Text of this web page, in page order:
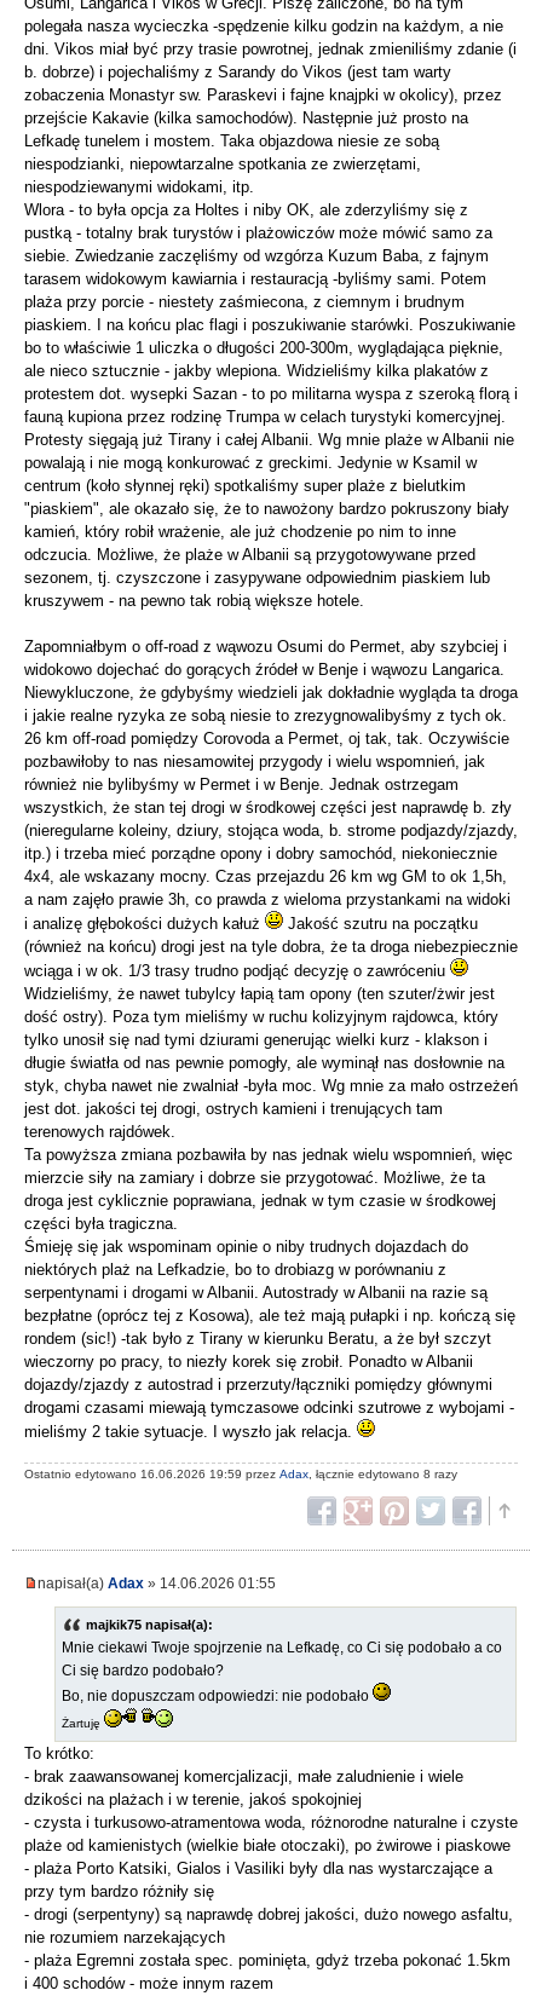
polegała nasza wycieczka -spędzenie kilku godzin na każdym, a nie
dni. Vikos miał być przy trasie powrotnej, jednak zmieniliśmy zdanie (i
b. dobrze) i pojechaliśmy z Sarandy do Vikos (jest tam warty
zobaczenia Monastyr sw. Paraskevi i fajne knajpki w okolicy), przez
przejście Kakavie (kilka samochodów). Następnie już prosto na
Lefkadę tunelem i mostem. Taka objazdowa niesie ze sobą
niespodzianki, niepowtarzalne spotkania ze zwierzętami,
niespodziewanymi widokami, itp.
Wlora - to była opcja za Holtes i niby OK, ale zderzyliśmy się z
pustką - totalny brak turystów i plażowiczów może mówić samo za
siebie. Zwiedzanie zaczęliśmy od wzgórza Kuzum Baba, z fajnym
tarasem widokowym kawiarnia i restauracją -byliśmy sami. Potem
plaża przy porcie - niestety zaśmiecona, z ciemnym i brudnym
piaskiem. I na końcu plac flagi i poszukiwanie starówki. Poszukiwanie
bo to właściwie 1 uliczka o długości 200-300m, wyglądająca pięknie,
ale nieco sztucznie - jakby wlepiona. Widzieliśmy kilka plakatów z
protestem dot. wysepki Sazan - to po militarna wyspa z szeroką florą i
fauną kupiona przez rodzinę Trumpa w celach turystyki komercyjnej.
Protesty sięgają już Tirany i całej Albanii. Wg mnie plaże w Albanii nie
powalają i nie mogą konkurować z greckimi. Jedynie w Ksamil w
centrum (koło słynnej ręki) spotkaliśmy super plaże z bielutkim
"piaskiem", ale okazało się, że to nawożony bardzo pokruszony biały
kamień, który robił wrażenie, ale już chodzenie po nim to inne
odczucia. Możliwe, że plaże w Albanii są przygotowywane przed
sezonem, tj. czyszczone i zasypywane odpowiednim piaskiem lub
kruszywem - na pewno tak robią większe hotele.
Zapomniałbym o off-road z wąwozu Osumi do Permet, aby szybciej i
widokowo dojechać do gorących źródeł w Benje i wąwozu Langarica.
Niewykluczone, że gdybyśmy wiedzieli jak dokładnie wygląda ta droga
i jakie realne ryzyka ze sobą niesie to zrezygnowalibyśmy z tych ok.
26 km off-road pomiędzy Corovoda a Permet, oj tak, tak. Oczywiście
pozbawiłoby to nas niesamowitej przygody i wielu wspomnień, jak
również nie bylibyśmy w Permet i w Benje. Jednak ostrzegam
wszystkich, że stan tej drogi w środkowej części jest naprawdę b. zły
(nieregularne koleiny, dziury, stojąca woda, b. strome podjazdy/zjazdy,
itp.) i trzeba mieć porządne opony i dobry samochód, niekoniecznie
4x4, ale wskazany mocny. Czas przejazdu 26 km wg GM to ok 1,5h,
a nam zajęło prawie 3h, co prawda z wieloma przystankami na widoki
i analizę głębokości dużych kałuż
Jakość szutru na początku
(również na końcu) drogi jest na tyle dobra, że ta droga niebezpiecznie
wciąga i w ok. 1/3 trasy trudno podjąć decyzję o zawróceniu
Widzieliśmy, że nawet tubylcy łapią tam opony (ten szuter/żwir jest
dość ostry). Poza tym mieliśmy w ruchu kolizyjnym rajdowca, który
tylko unosił się nad tymi dziurami generując wielki kurz - klakson i
długie światła od nas pewnie pomogły, ale wyminął nas dosłownie na
styk, chyba nawet nie zwalniał -była moc. Wg mnie za mało ostrzeżeń
jest dot. jakości tej drogi, ostrych kamieni i trenujących tam
terenowych rajdówek.
Ta powyższa zmiana pozbawiła by nas jednak wielu wspomnień, więc
mierzcie siły na zamiary i dobrze sie przygotować. Możliwe, że ta
droga jest cyklicznie poprawiana, jednak w tym czasie w środkowej
części była tragiczna.
Śmieję się jak wspominam opinie o niby trudnych dojazdach do
niektórych plaż na Lefkadzie, bo to drobiazg w porównaniu z
serpentynami i drogami w Albanii. Autostrady w Albanii na razie są
bezpłatne (oprócz tej z Kosowa), ale też mają pułapki i np. kończą się
rondem (sic!) -tak było z Tirany w kierunku Beratu, a że był szczyt
wieczorny po pracy, to niezły korek się zrobił. Ponadto w Albanii
dojazdy/zjazdy z autostrad i przerzuty/łączniki pomiędzy głównymi
drogami czasami miewają tymczasowe odcinki szutrowe z wybojami -
mieliśmy 2 takie sytuacje. I wyszło jak relacja.
Ostatnio edytowano 16.06.2026 19:59 przez Adax, łącznie edytowano 8 razy
napisał(a) Adax » 14.06.2026 01:55
majkik75 napisał(a):
Mnie ciekawi Twoje spojrzenie na Lefkadę, co Ci się podobało a co
Ci się bardzo podobało?
Bo, nie dopuszczam odpowiedzi: nie podobało
Żartuję
To krótko:
- brak zaawansowanej komercjalizacji, małe zaludnienie i wiele
dzikości na plażach i w terenie, jakoś spokojniej
- czysta i turkusowo-atramentowa woda, różnorodne naturalne i czyste
plaże od kamienistych (wielkie białe otoczaki), po żwirowe i piaskowe
- plaża Porto Katsiki, Gialos i Vasiliki były dla nas wystarczające a
przy tym bardzo różniły się
- drogi (serpentyny) są naprawdę dobrej jakości, dużo nowego asfaltu,
nie rozumiem narzekających
- plaża Egremni została spec. pominięta, gdyż trzeba pokonać 1.5km
i 400 schodów - może innym razem